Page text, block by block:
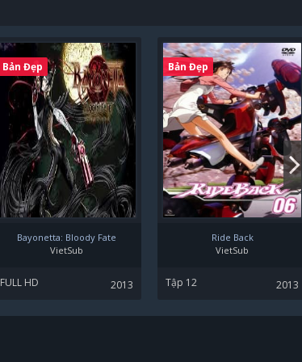
Bản Đẹp
Bayonetta: Bloody Fate
VietSub
FULL HD 2013
Bản Đẹp
Ride Back
VietSub
Tập 12 2013